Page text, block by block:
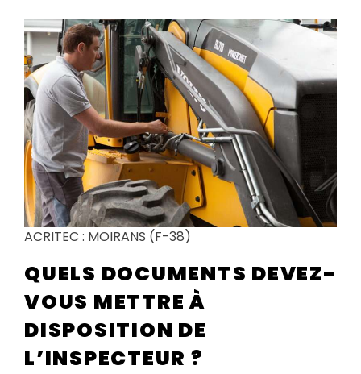
ACRITEC : MOIRANS (F-38)
QUELS DOCUMENTS DEVEZ-
VOUS METTRE À
DISPOSITION DE
L’INSPECTEUR ?